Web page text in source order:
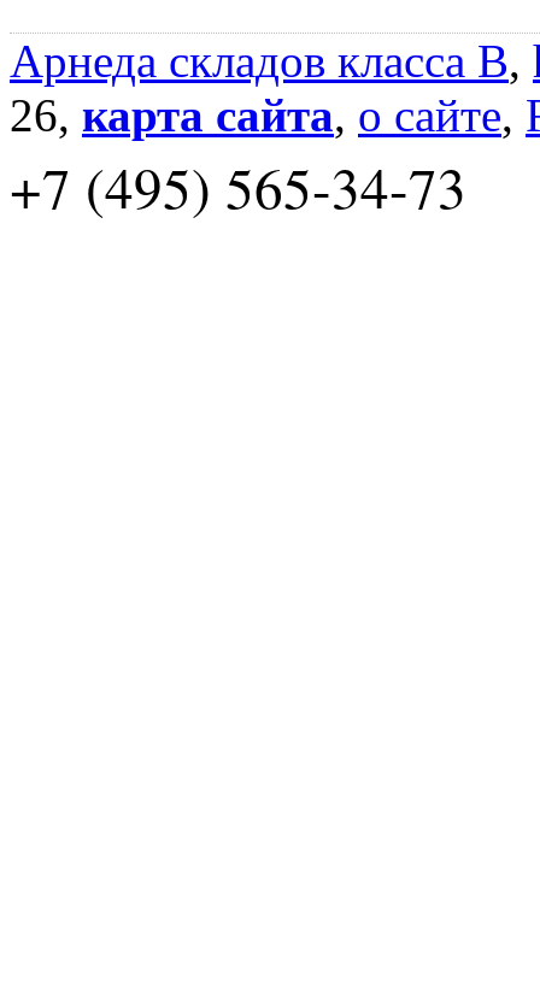
Арнеда складов класса B,
26, карта сайта, о сайте,
+7 (495) 565-34-73